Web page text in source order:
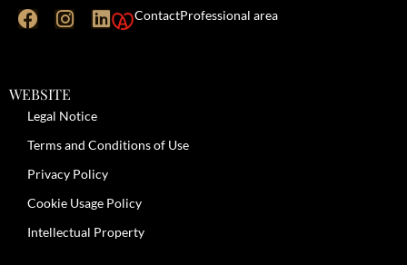
ContactProfessional area
WEBSITE
Legal Notice
Terms and Conditions of Use
Privacy Policy
Cookie Usage Policy
Intellectual Property